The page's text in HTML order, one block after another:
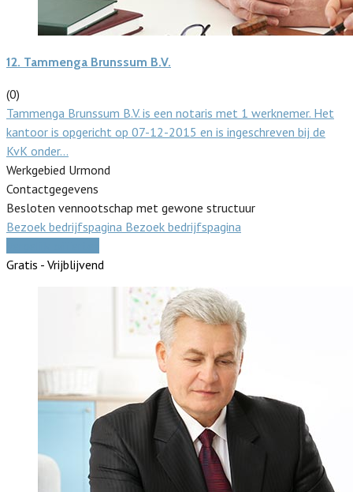
12. Tammenga Brunssum B.V.
(0)
Tammenga Brunssum B.V. is een notaris met 1 werknemer. Het
kantoor is opgericht op 07-12-2015 en is ingeschreven bij de
KvK onder…
Werkgebied Urmond
Contactgegevens
Besloten vennootschap met gewone structuur
Bezoek bedrijfspagina Bezoek bedrijfspagina
Gratis - Vrijblijvend